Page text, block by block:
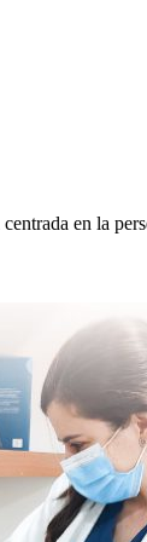
en la